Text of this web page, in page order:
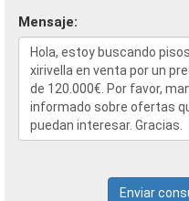
Mensaje:
Enviar